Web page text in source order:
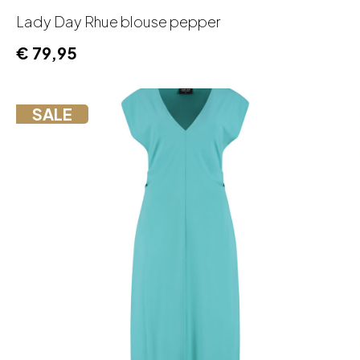
Lady Day Rhue blouse pepper
€ 79,95
SALE